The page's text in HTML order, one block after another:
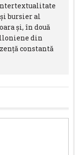
bursier al
şi, în două
din
constantă